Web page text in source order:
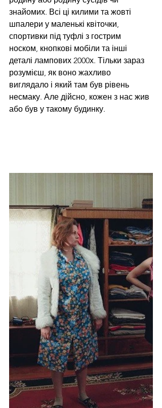
знайомих. Всі ці килими та жовті
шпалери у маленькі квіточки,
спортивки під туфлі з гострим
носком, кнопкові мобіли та інші
деталі лампових 2000х. Тільки зараз
розумієш, як воно жахливо
виглядало і який там був рівень
несмаку. Але дійсно, кожен з нас жив
або був у такому будинку.